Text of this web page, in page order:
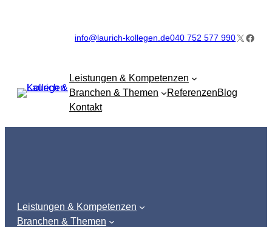
info@laurich-kollegen.de040 752 577 990X
Leistungen & Kompetenzen
Branchen & Themen
ReferenzenBlog
Kontakt
Leistungen & Kompetenzen
Branchen & Themen